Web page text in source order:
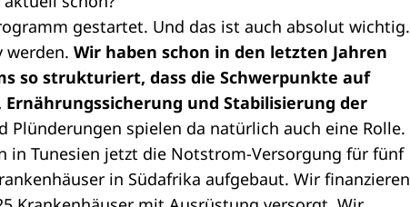
gestartet. Und das ist auch absolut wichtig.
werden. Wir haben schon in den letzten Jahren
so strukturiert, dass die Schwerpunkte auf
und Stabilisierung der
Plünderungen spielen da natürlich auch eine Rolle.
in Tunesien jetzt die Notstrom-Versorgung für fünf
in Südafrika aufgebaut. Wir finanzieren